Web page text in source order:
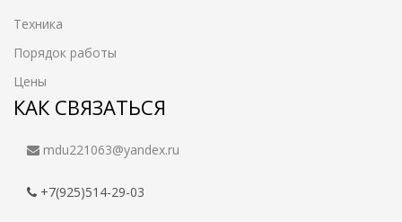
Техника
Порядок работы
Цены
КАК СВЯЗАТЬСЯ
mdu221063@yandex.ru
+7(925)514-29-03